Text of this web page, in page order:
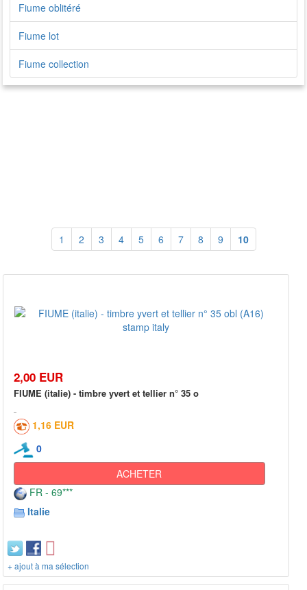
Fiume oblitéré
Fiume lot
Fiume collection
1 2 3 4 5 6 7 8 9 10
2,00 EUR
FIUME (italie) - timbre yvert et tellier n° 35 o
1,16 EUR
0
ACHETER
FR - 69***
Italie
+ ajout à ma sélection